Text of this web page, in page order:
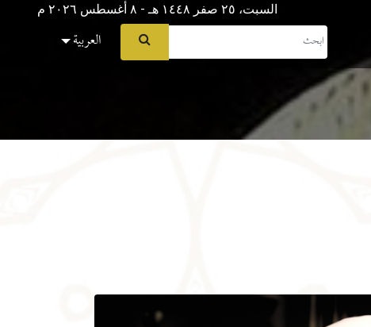
السبت، ٢٥ صفر ١٤٤٨ هـ - ۸ أغسطس ۲۰۲٦ م
العربية